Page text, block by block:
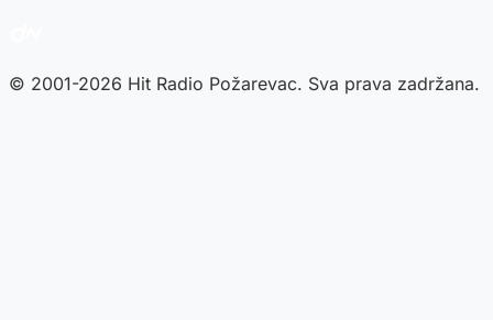
© 2001-2026 Hit Radio Požarevac. Sva prava zadržana.